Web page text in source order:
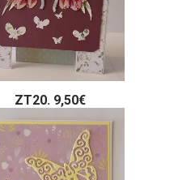
ZT20. 9,50€